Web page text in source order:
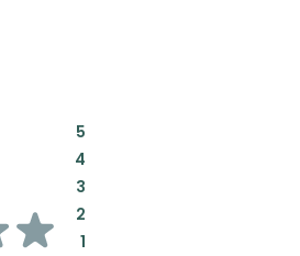
5:
4:
3:
2:
1: